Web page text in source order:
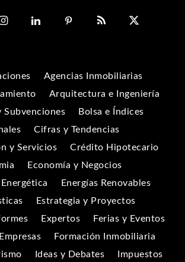
Agencias Inmobiliarias
Arquitectura e Ingeniería
Subvenciones
Bolsa e Índices
Cifras y Tendencias
y Servicios
Crédito Hipotecario
Economía y Negocios
Energías Renovables
Estrategia y Proyectos
Expertos
Ferias y Eventos
Formación Inmobiliaria
Ideas y Debates
Impuestos